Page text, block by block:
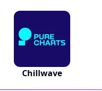
Chillwave